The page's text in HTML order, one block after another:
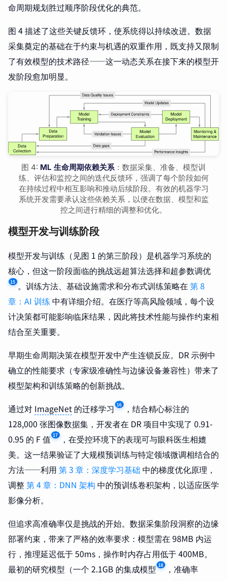
命周期规划胜过顺序阶段优化的典范。
图 4 描述了这些关键反馈环，使系统得以持续改进。数据
采集奠定的基础在于约束与机遇的双重作用，既支持又限制
了有效模型的技术路径——这一动态关系在接下来的模型开
发阶段愈加明显。
图 4: ML 生命周期依赖关系 ：数据采集、准备、模型训
练、评估和监控之间的迭代反馈环，强调了每个阶段如何
在持续过程中相互影响和推动后续阶段。有效的机器学习
系统开发需要承认这些依赖关系，以便在数据、模型和监
控之间进行精细的调整和优化。
模型开发与训练阶段
模型开发与训练（见图 1 的第三阶段）是机器学习系统的
核心，但这一阶段面临的挑战远超算法选择和超参数调优
15 。训练方法、基础设施需求和分布式训练策略在 第 8
章：AI 训练 中有详细介绍。在医疗等高风险领域，每个设
计决策都可能影响临床结果，因此将技术性能与操作约束相
结合至关重要。
早期生命周期决策在模型开发中产生连锁反应。DR 示例中
确立的性能要求（专家级准确性与边缘设备兼容性）带来了
模型架构和训练策略的创新挑战。
通过对 ImageNet 的迁移学习 16 ，结合精心标注的
128,000 张图像数据集，开发者在 DR 项目中实现了 0.91-
0.95 的 F 值 17 ，在受控环境下的表现可与眼科医生相媲
美。这一结果验证了大规模预训练与特定领域微调相结合的
方法——利用 第 3 章：深度学习基础 中的梯度优化原理，
调整第 4 章：DNN 架构 中的预训练卷积架构，以适应医学
影像分析。
但追求高准确率仅是挑战的开始。数据采集阶段洞察的边缘
部署约束，带来了严格的效率要求：模型需在 98MB 内运
行，推理延迟低于 50ms，操作时内存占用低于 400MB。
最初的研究模型（一个 2.1GB 的集成模型 18 ，准确率